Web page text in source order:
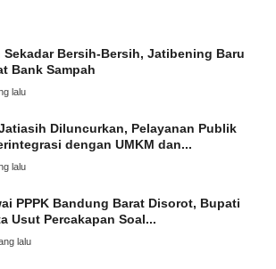
Sekadar Bersih-Bersih, Jatibening Baru
Bank Sampah
lalu
Diluncurkan, Pelayanan Publik
dengan UMKM dan...
lalu
PPPK Bandung Barat Disorot, Bupati
Usut Percakapan Soal...
lalu